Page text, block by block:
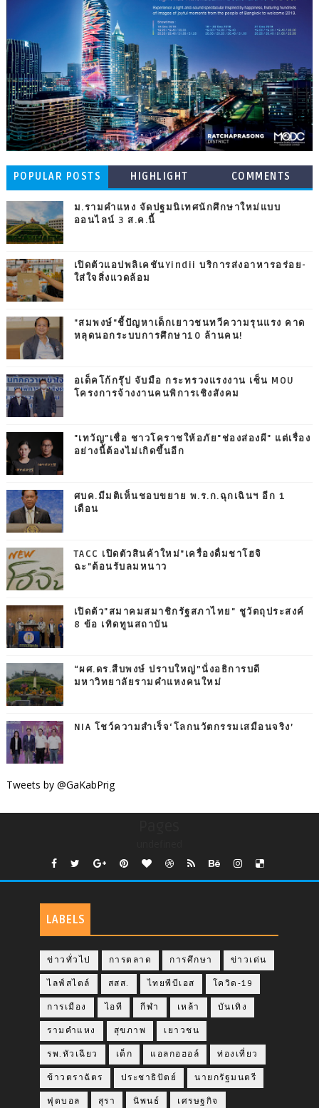
POPULAR POSTS HIGHLIGHT COMMENTS
ม.รามคำแหง จัดปฐมนิเทศนักศึกษาใหม่แบบ
ออนไลน์ 3 ส.ค.นี้
เปิดตัวแอปพลิเคชันYindii บริการส่งอาหารอร่อย-
ใส่ใจสิ่งแวดล้อม
"สมพงษ์"ชี้ปัญหาเด็กเยาวชนทวีความรุนแรง คาด
หลุดนอกระบบการศึกษา10 ล้านคน!
อเด็คโก้กรุ๊ป จับมือ กระทรวงแรงงาน เซ็น MOU
โครงการจ้างงานคนพิการเชิงสังคม
"เทวัญ"เชื่อ ชาวโคราชให้อภัย"ช่องส่องผี" แต่เรื่อง
อย่างนี้ต้องไม่เกิดขึ้นอีก
ศบค.มีมติเห็นชอบขยาย พ.ร.ก.ฉุกเฉินฯ อีก 1
เดือน
TACC เปิดตัวสินค้าใหม่"เครื่องดื่มชาโฮจิ
ฉะ"ต้อนรับลมหนาว
เปิดตัว"สมาคมสมาชิกรัฐสภาไทย" ชูวัตถุประสงค์
8 ข้อ เทิดทูนสถาบัน
“ผศ.ดร.สืบพงษ์ ปราบใหญ่”นั่งอธิการบดี
มหาวิทยาลัยรามคำแหงคนใหม่
NIA โชว์ความสำเร็จ‘โลกนวัตกรรมเสมือนจริง’
Tweets by @GaKabPrig
LABELS
ข่าวทั่วไป การตลาด การศึกษา ข่าวเด่น
ไลฟ์สไตล์ สสส. ไทยพีบีเอส โควิด-19
การเมือง ไอที กีฬา เหล้า บันเทิง
รามคำแหง สุขภาพ เยาวชน
รพ.หัวเฉียว เด็ก แอลกอฮอล์ ท่องเที่ยว
ข้าวตราฉัตร ประชาธิปัตย์ นายกรัฐมนตรี
ฟุตบอล สุรา นิพนธ์ เศรษฐกิจ